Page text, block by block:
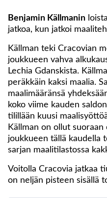
Benjamin Källmanin
jatkoa, kun jatkoi
Källman teki Cracovian
joukkueen vahva
Lechia Gdanskista.
peräkkäin kaksi maalia.
maalimääränsä
koko viime kauden
tilillään kuusi
Källman on ollut suoraan
joukkueen tällä kaudella
sarjan maalitilastossa
Voitolla Cracovia jatkaa
on neljän pisteen sisällä